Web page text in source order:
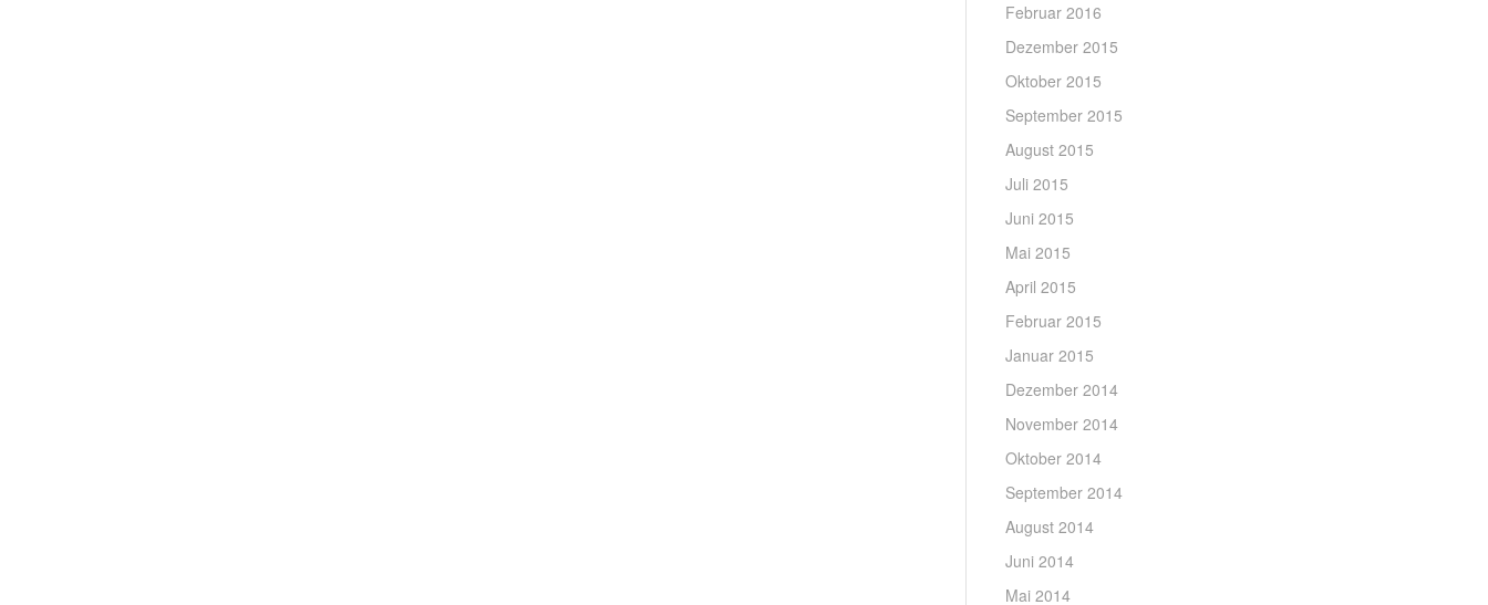
Februar 2016
Dezember 2015
Oktober 2015
September 2015
August 2015
Juli 2015
Juni 2015
Mai 2015
April 2015
Februar 2015
Januar 2015
Dezember 2014
November 2014
Oktober 2014
September 2014
August 2014
Juni 2014
Mai 2014